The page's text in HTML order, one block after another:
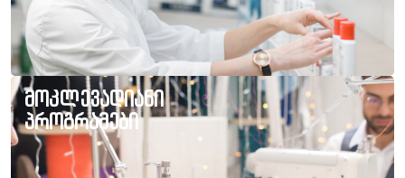
მოკლევადიანი
პროგრამები